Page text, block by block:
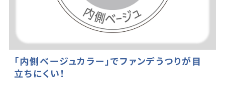
「内側ベージュカラー」でファンデうつりが目
立ちにくい！